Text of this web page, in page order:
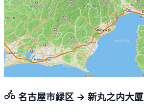
名古屋市緑区 → 新丸之内大厦